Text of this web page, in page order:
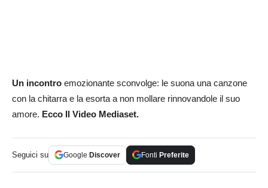
Un incontro emozionante sconvolge: le suona una canzone
con la chitarra e la esorta a non mollare rinnovandole il suo
amore. Ecco Il Video Mediaset.
Seguici su Google Discover Fonti Preferite